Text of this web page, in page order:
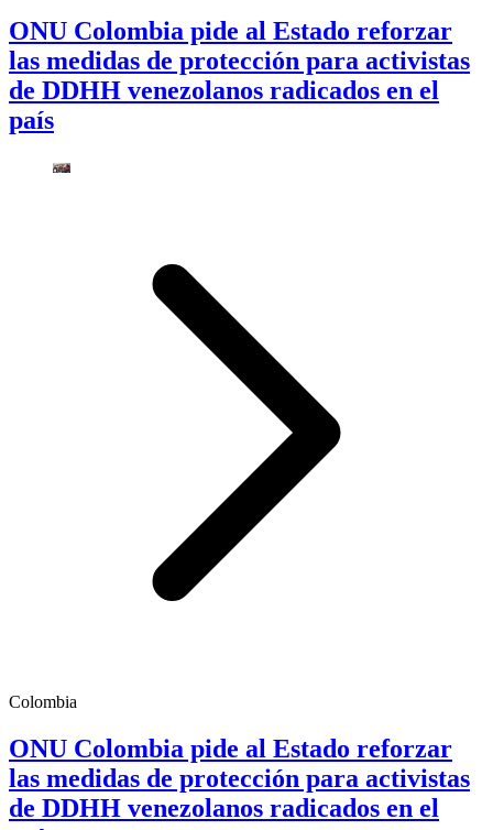
ONU Colombia pide al Estado reforzar
las medidas de protección para activistas
de DDHH venezolanos radicados en el
país
Colombia
ONU Colombia pide al Estado reforzar
las medidas de protección para activistas
de DDHH venezolanos radicados en el